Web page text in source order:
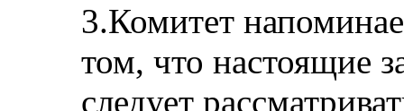
3.Комитет
том, что настоящие
следует